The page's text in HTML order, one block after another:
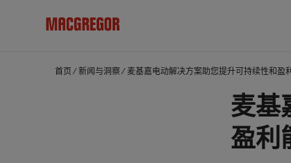
首页 ⁄ 新闻与洞察 ⁄ 麦基嘉电动解决方案助您提升可持续性和盈
麦基
盈利